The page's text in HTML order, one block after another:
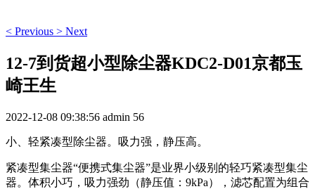
< Previous > Next
12-7到货超小型除尘器KDC2-D01京都玉
崎王生
2022-12-08 09:38:56 admin 56
小、轻紧凑型除尘器。 吸力强，静压高。
紧凑型集尘器“便携式集尘器”是业界小级别的轻巧紧凑型集尘
器。 体积小巧，吸力强劲（静压值：9kPa），滤芯配置为组合